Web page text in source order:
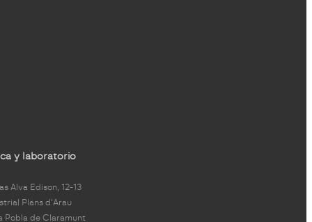
y laboratorio
Alva Edison, 12-13
Plans d'Arau
Pobla de Claramunt